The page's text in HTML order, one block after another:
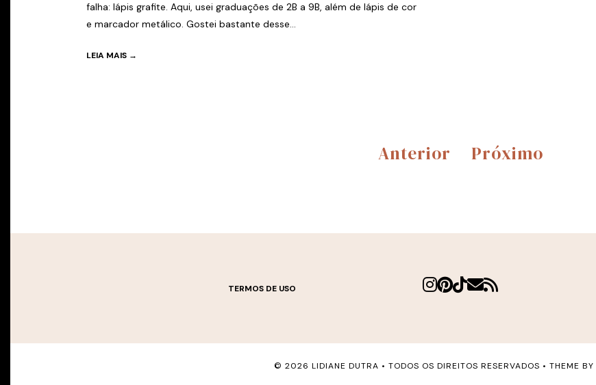
falha: lápis grafite. Aqui, usei graduações de 2B a 9B, além de lápis de cor
e marcador metálico. Gostei bastante desse...
LEIA MAIS →
Anterior Próximo
TERMOS DE USO
© 2026 LIDIANE DUTRA • TODOS OS DIREITOS RESERVADOS • THEME BY